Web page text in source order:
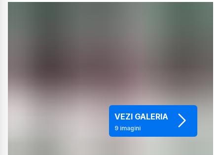
VEZI GALERIA
9imagini